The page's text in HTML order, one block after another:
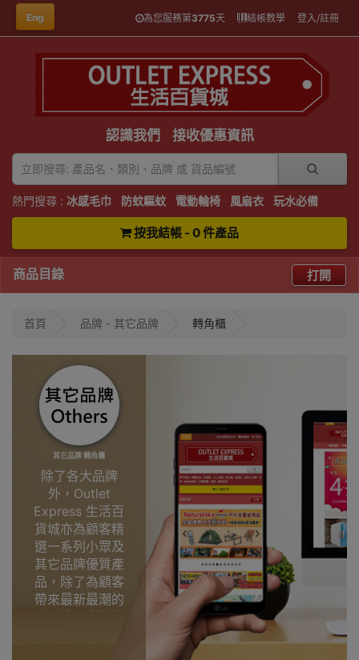
Eng 為您服務第3775天 結帳教學 登入/註冊
認識我們 接收優惠資訊
熱門搜尋 : 冰感毛巾 防蚊驅蚊 電動輪椅 風扇衣 玩水必備
按我結帳 - 0 件產品
商品目錄 打開
首頁 品牌 - 其它品牌 轉角櫃
其它品牌 轉角櫃
除了各大品牌
外，Outlet
Express 生活百
貨城亦為顧客精
選一系列小眾及
其它品牌優質產
品，除了為顧客
帶來最新最潮的
產品外，亦包括